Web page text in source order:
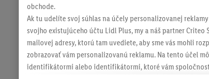
obchode.
Ak tu udelíte svoj súhlas na účely personalizovanej
svojho existujúceho účtu Lidl Plus, my a náš partner
mailovej adresy, ktorú tam uvediete, aby sme vás mohli
zobrazovať vám personalizovanú reklamu. Na tento účel
identifikátormi alebo identifikátormi, ktoré vám